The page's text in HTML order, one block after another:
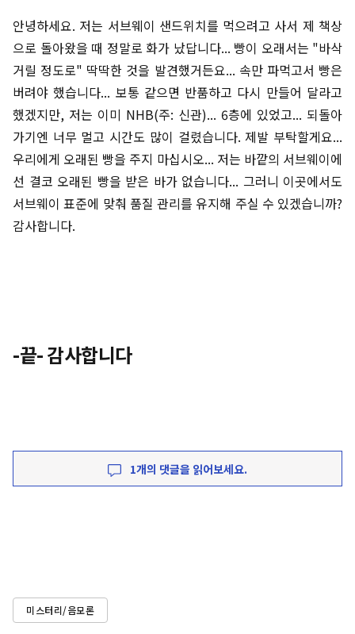
안녕하세요. 저는 서브웨이 샌드위치를 먹으려고 사서 제 책상
으로 돌아왔을 때 정말로 화가 났답니다... 빵이 오래서는 "바삭
거릴 정도로" 딱딱한 것을 발견했거든요... 속만 파먹고서 빵은
버려야 했습니다... 보통 같으면 반품하고 다시 만들어 달라고
했겠지만, 저는 이미 NHB(주: 신관)... 6층에 있었고... 되돌아
가기엔 너무 멀고 시간도 많이 걸렸습니다. 제발 부탁할게요...
우리에게 오래된 빵을 주지 마십시오... 저는 바깥의 서브웨이에
선 결코 오래된 빵을 받은 바가 없습니다... 그러니 이곳에서도
서브웨이 표준에 맞춰 품질 관리를 유지해 주실 수 있겠습니까?
감사합니다.
-끝- 감사합니다
1개의 댓글을 읽어보세요.
미스터리/음모론